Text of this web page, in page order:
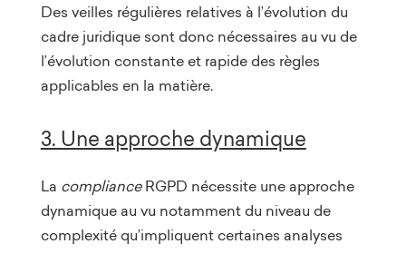
Des veilles régulières relatives à l’évolution du
cadre juridique sont donc nécessaires au vu de
l’évolution constante et rapide des règles
applicables en la matière.
3. Une approche dynamique
La complianceRGPD nécessite une approche
dynamique au vu notamment du niveau de
complexité qu’impliquent certaines analyses